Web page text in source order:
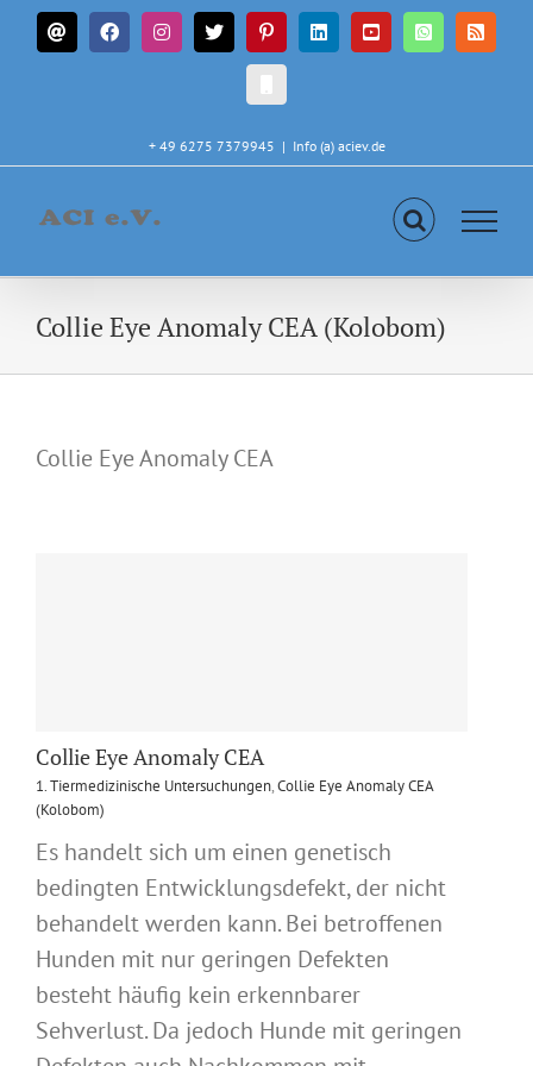
Zum
InhaltE-
Mail
FacebookInstagram
X PinterestLinkedInYouTubeWhatsApp
Rss
IN
+ 49 6275 7379945 | Info (a) aciev.de
Collie Eye Anomaly CEA (Kolobom)
Collie Eye Anomaly CEA
Collie Eye Anomaly CEA
1. Tiermedizinische Untersuchungen,Collie Eye Anomaly CEA
(Kolobom)
Es handelt sich um einen genetisch
bedingten Entwicklungsdefekt, der nicht
behandelt werden kann. Bei betroffenen
Hunden mit nur geringen Defekten
besteht häufig kein erkennbarer
Sehverlust. Da jedoch Hunde mit geringen